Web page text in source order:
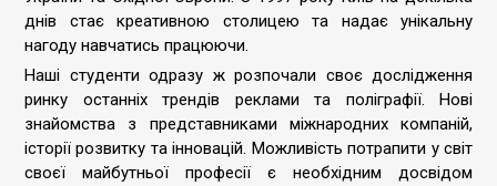
днів стає креативною столицею та надає унікальну
нагоду навчатись працюючи.
Наші студенти одразу ж розпочали своє дослідження
ринку останніх трендів реклами та поліграфії. Нові
знайомства з представниками міжнародних компаній,
історії розвитку та інновацій. Можливість потрапити у світ
своєї майбутньої професії є необхідним досвідом